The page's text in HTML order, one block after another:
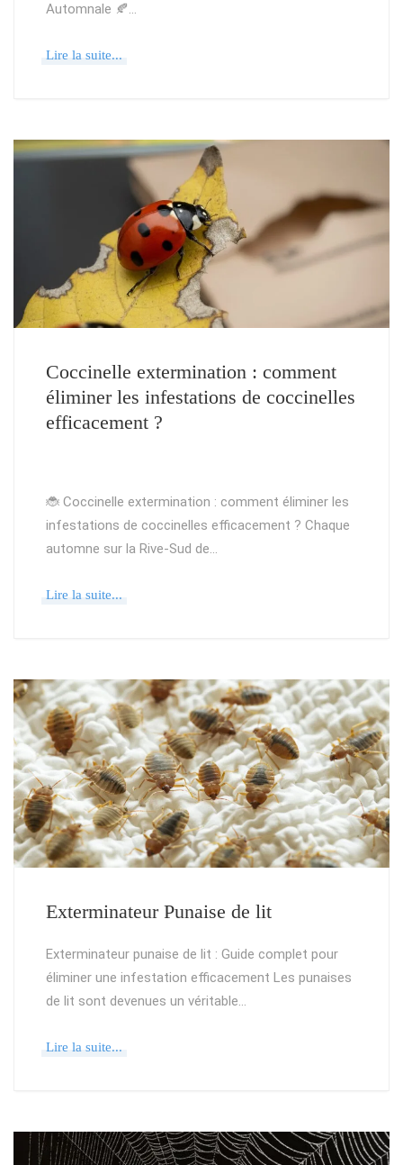
Automnale 🍂…
Lire la suite...
Coccinelle extermination : comment
éliminer les infestations de coccinelles
efficacement ?
🐞 Coccinelle extermination : comment éliminer les
infestations de coccinelles efficacement ? Chaque
automne sur la Rive-Sud de…
Lire la suite...
Exterminateur Punaise de lit
Exterminateur punaise de lit : Guide complet pour
éliminer une infestation efficacement Les punaises
de lit sont devenues un véritable…
Lire la suite...